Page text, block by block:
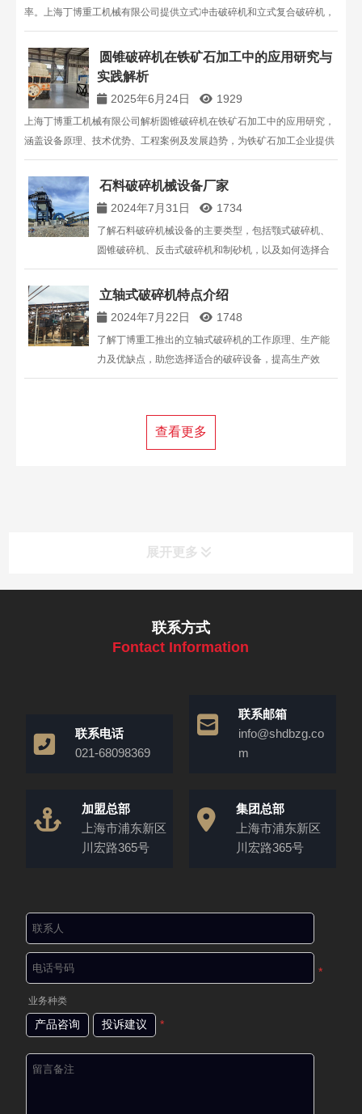
率。上海丁博重工机械有限公司提供立式冲击破碎机和立式复合破碎机，
满足各种物料的需求，节能环保，性能卓越。
圆锥破碎机在铁矿石加工中的应用研究与
实践解析
2025年6月24日 1929
上海丁博重工机械有限公司解析圆锥破碎机在铁矿石加工中的应用研究，
涵盖设备原理、技术优势、工程案例及发展趋势，为铁矿石加工企业提供
设备选型与工艺优化参考。
石料破碎机械设备厂家
2024年7月31日 1734
了解石料破碎机械设备的主要类型，包括颚式破碎机、
圆锥破碎机、反击式破碎机和制砂机，以及如何选择合
适的厂家。本文将详细介绍石料破碎设备的工作原理、
优势，并提供选择厂家的实用建议，帮助您找到高效可
立轴式破碎机特点介绍
2024年7月22日 1748
了解丁博重工推出的立轴式破碎机的工作原理、生产能
力及优缺点，助您选择适合的破碎设备，提高生产效
率。
查看更多
展开更多
联系方式
Fontact Information
联系电话
021-68098369
联系邮箱
info@shdbzg.co
m
加盟总部
上海市浦东新区
川宏路365号
集团总部
上海市浦东新区
川宏路365号
*
业务种类
产品咨询 投诉建议 *